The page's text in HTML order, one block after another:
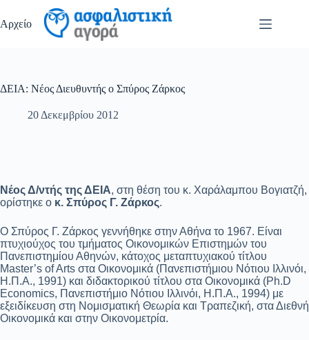
στο
περιεχόμενο
Αρχείο
ΔΕΙΑ: Νέος Διευθυντής ο Σπύρος Ζάρκος
20 Δεκεμβρίου 2012
Νέος Δ/ντής της ΔΕΙΑ, στη θέση του κ. Χαράλαμπου Βογιατζή,
ορίστηκε ο κ. Σπύρος Γ. Ζάρκος.
Ο Σπύρος Γ. Ζάρκος γεννήθηκε στην Αθήνα το 1967. Είναι
πτυχιούχος του τμήματος Οικονομικών Επιστημών του
Πανεπιστημίου Αθηνών, κάτοχος μεταπτυχιακού τίτλου
Master’s of Arts στα Οικονομικά (Πανεπιστήμιου Νότιου Ιλλινόι,
Η.Π.Α., 1991) και διδακτορικού τίτλου στα Οικονομικά (Ph.D
Economics, Πανεπιστήμιο Νότιου Ιλλινόι, Η.Π.Α., 1994) με
εξειδίκευση στη Νομισματική Θεωρία και Τραπεζική, στα Διεθνή
Οικονομικά και στην Οικονομετρία.